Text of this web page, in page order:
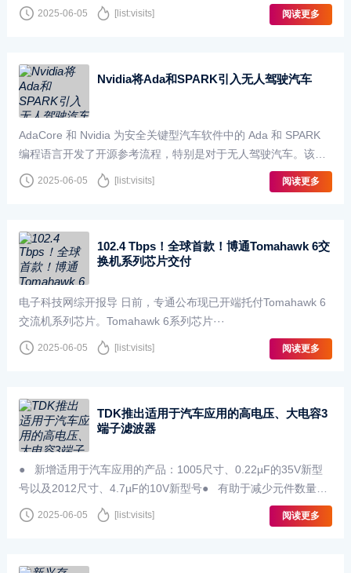
2025-06-05 [list:visits] 阅读更多
Nvidia将Ada和SPARK引入无人驾驶汽车
AdaCore 和 Nvidia 为安全关键型汽车软件中的 Ada 和 SPARK
编程语言开发了开源参考流程，特别是对于无人驾驶汽车。该流
程支持在 Nvidia DriveOS作系统之上更快地开发 ISO2···
2025-06-05 [list:visits] 阅读更多
102.4 Tbps！全球首款！博通Tomahawk 6交
换机系列芯片交付
电子科技网综开报导 日前，专通公布现已开端托付Tomahawk 6
交流机系列芯片。Tomahawk 6系列芯片···
2025-06-05 [list:visits] 阅读更多
TDK推出适用于汽车应用的高电压、大电容3
端子滤波器
● 新增适用于汽车应用的产品：1005尺寸、0.22µF的35V新型
号以及2012尺寸、4.7µF的10V新型号● 有助于减少元件数量，
实现整机小型化，同时降低电···
2025-06-05 [list:visits] 阅读更多